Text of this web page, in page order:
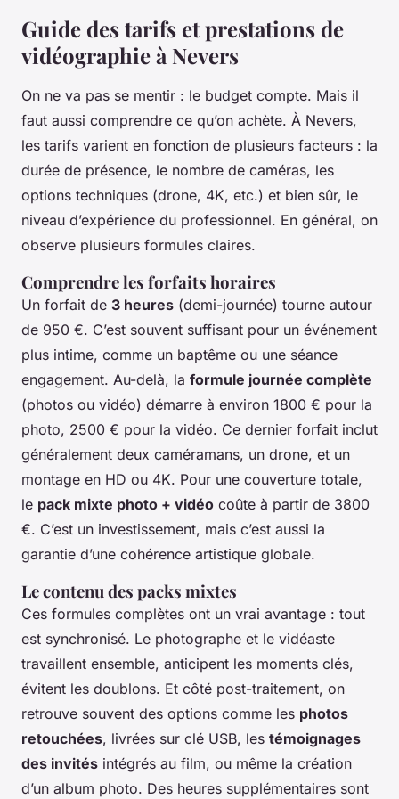
Guide des tarifs et prestations de
vidéographie à Nevers
On ne va pas se mentir : le budget compte. Mais il
faut aussi comprendre ce qu’on achète. À Nevers,
les tarifs varient en fonction de plusieurs facteurs : la
durée de présence, le nombre de caméras, les
options techniques (drone, 4K, etc.) et bien sûr, le
niveau d’expérience du professionnel. En général, on
observe plusieurs formules claires.
Comprendre les forfaits horaires
Un forfait de 3 heures (demi-journée) tourne autour
de 950 €. C’est souvent suffisant pour un événement
plus intime, comme un baptême ou une séance
engagement. Au-delà, la formule journée complète
(photos ou vidéo) démarre à environ 1800 € pour la
photo, 2500 € pour la vidéo. Ce dernier forfait inclut
généralement deux caméramans, un drone, et un
montage en HD ou 4K. Pour une couverture totale,
le pack mixte photo + vidéo coûte à partir de 3800
€. C’est un investissement, mais c’est aussi la
garantie d’une cohérence artistique globale.
Le contenu des packs mixtes
Ces formules complètes ont un vrai avantage : tout
est synchronisé. Le photographe et le vidéaste
travaillent ensemble, anticipent les moments clés,
évitent les doublons. Et côté post-traitement, on
retrouve souvent des options comme les photos
retouchées, livrées sur clé USB, les témoignages
des invités intégrés au film, ou même la création
d’un album photo. Des heures supplémentaires sont